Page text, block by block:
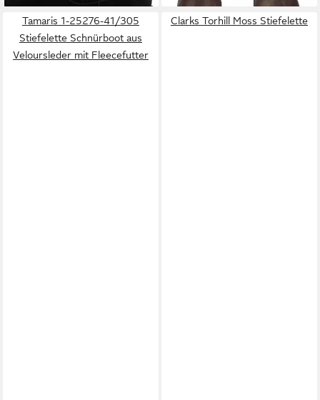
Tamaris 1-25276-41/305
Stiefelette Schnürboot aus
Veloursleder mit Fleecefutter
Clarks Torhill Moss Stiefelette